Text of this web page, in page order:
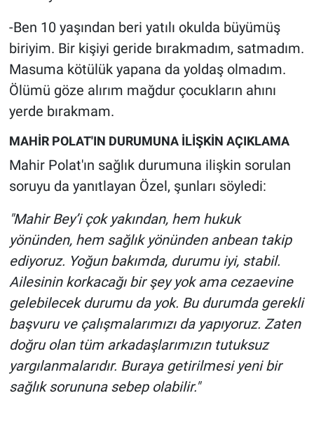
-Ben 10 yaşından beri yatılı okulda büyümüş
biriyim. Bir kişiyi geride bırakmadım, satmadım.
Masuma kötülük yapana da yoldaş olmadım.
Ölümü göze alırım mağdur çocukların ahını
yerde bırakmam.
MAHİR POLAT'IN DURUMUNA İLİŞKİN AÇIKLAMA
Mahir Polat'ın sağlık durumuna ilişkin sorulan
soruyu da yanıtlayan Özel, şunları söyledi:
"Mahir Bey’i çok yakından, hem hukuk
yönünden, hem sağlık yönünden anbean takip
ediyoruz. Yoğun bakımda, durumu iyi, stabil.
Ailesinin korkacağı bir şey yok ama cezaevine
gelebilecek durumu da yok. Bu durumda gerekli
başvuru ve çalışmalarımızı da yapıyoruz. Zaten
doğru olan tüm arkadaşlarımızın tutuksuz
yargılanmalarıdır. Buraya getirilmesi yeni bir
sağlık sorununa sebep olabilir."